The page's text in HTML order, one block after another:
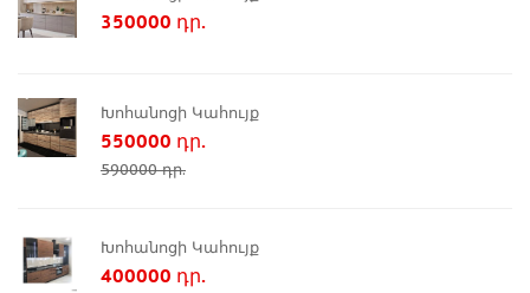
350000 դր.
Խոհանոցի Կահույք
550000 դր.
590000 դր.
Խոհանոցի Կահույք
400000 դր.